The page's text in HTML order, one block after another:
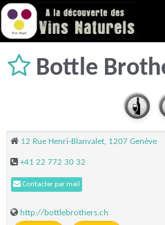
Bottle
12 Rue Henri-Blanvalet, 1207 Genève
+41 22 772 30 32
Contacter par mail
http://bottlebrothers.ch